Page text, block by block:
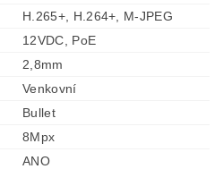
H.265+, H.264+, M-JPEG
12VDC, PoE
2,8mm
Venkovní
Bullet
8Mpx
ANO